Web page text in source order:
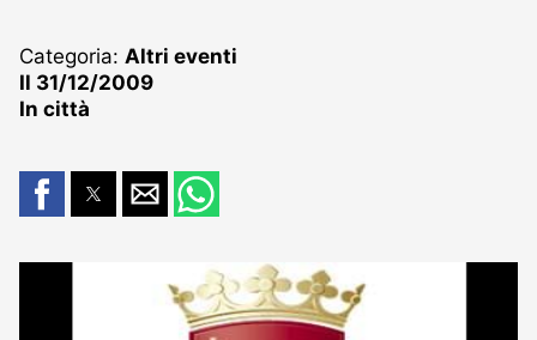
Categoria: Altri eventi
Il 31/12/2009
In città